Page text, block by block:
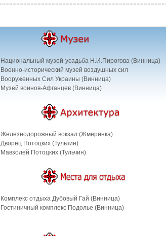
Национальный музей-усадьба Н.И.Пирогова (Винница)
Военно-исторический музей воздушных сил
Вооруженных Сил Украины (Винница)
Музей воинов-Афганцев (Винница)
Железнодорожный вокзал (Жмеринка)
Дворец Потоцких (Тульчин)
Мавзолей Потоцких (Тульчин)
Комплекс отдыха Дубовый Гай (Винница)
Гостиничный комплекс Подолье (Винница)